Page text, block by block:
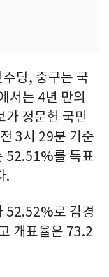
당, 중구는 국
서는 4년 만의
가 정문헌 국민
3시 29분 기준
52.51%를 득표
.
52.52%로 김경
개표율은 73.2